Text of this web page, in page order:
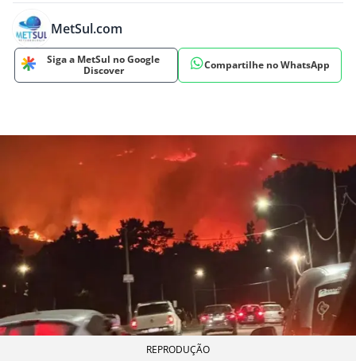
MetSul.com
Siga a MetSul no Google
Discover
Compartilhe no WhatsApp
REPRODUÇÃO